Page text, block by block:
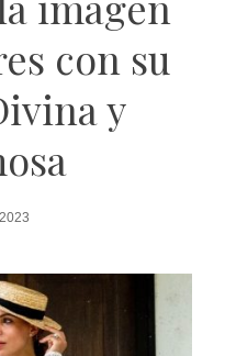
con su
y